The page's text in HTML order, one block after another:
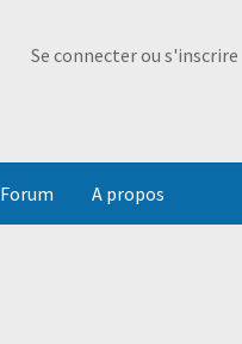
Se connecter ou s'inscrire
Forum A propos